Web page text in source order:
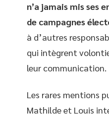
n’a jamais mis ses
de campagnes
à d’autres
qui intègrent
leur communication.
Les rares mentions
Mathilde et Louis